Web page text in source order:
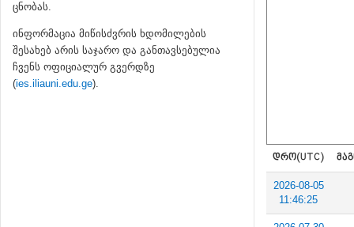
ცნობას.
ინფორმაცია მიწისძვრის ხდომილების
შესახებ არის საჯარო და განთავსებულია
ჩვენს ოფიციალურ გვერდზე
(ies.iliauni.edu.ge).
ᲓᲠᲝ(UTC)
2026-08-05
11:46:25